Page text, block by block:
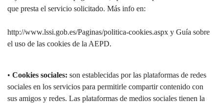
que presta el servicio solicitado. Más info en:
http://www.lssi.gob.es/Paginas/politica-cookies.aspx y Guía sobre
el uso de las cookies de la AEPD.
• Cookies sociales: son establecidas por las plataformas de redes
sociales en los servicios para permitirle compartir contenido con
sus amigos y redes. Las plataformas de medios sociales tienen la